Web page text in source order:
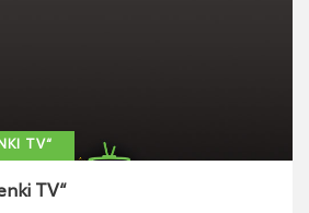
TV“
TV“